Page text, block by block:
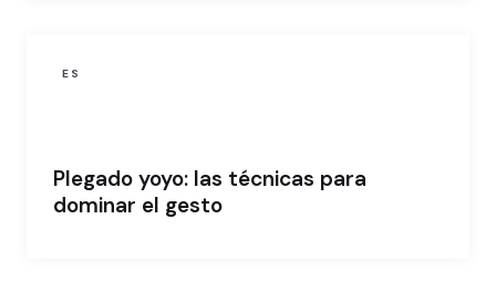
ES
Plegado yoyo: las técnicas para
dominar el gesto